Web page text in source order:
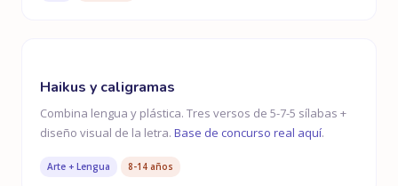
Haikus y caligramas
Combina lengua y plástica. Tres versos de 5-7-5 sílabas +
diseño visual de la letra. Base de concurso real aquí.
Arte + Lengua 8-14 años